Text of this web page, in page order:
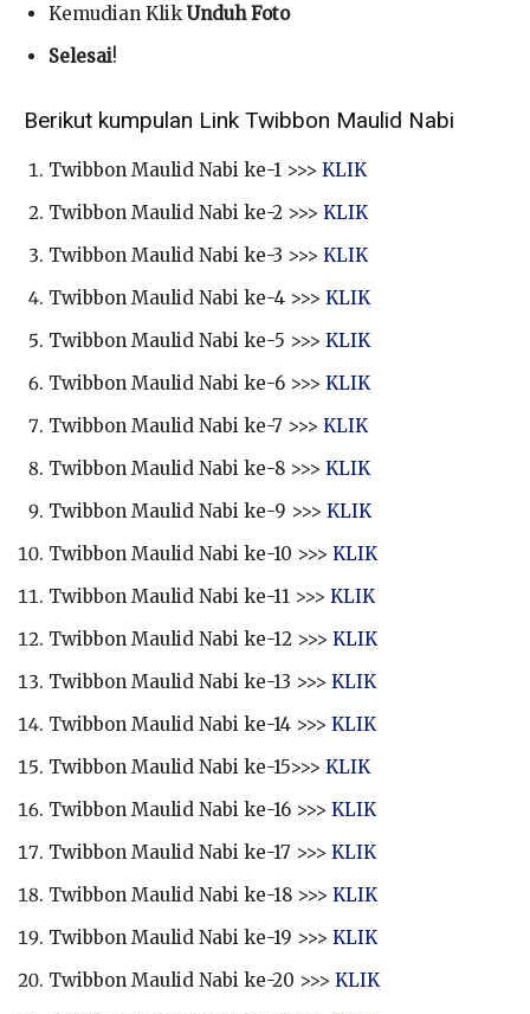
Kemudian Klik Unduh Foto
Selesai!
Berikut kumpulan Link Twibbon Maulid Nabi
Twibbon Maulid Nabi ke-1 >>> KLIK
Twibbon Maulid Nabi ke-2 >>> KLIK
Twibbon Maulid Nabi ke-3 >>> KLIK
Twibbon Maulid Nabi ke-4 >>> KLIK
Twibbon Maulid Nabi ke-5 >>> KLIK
Twibbon Maulid Nabi ke-6 >>> KLIK
Twibbon Maulid Nabi ke-7 >>> KLIK
Twibbon Maulid Nabi ke-8 >>> KLIK
Twibbon Maulid Nabi ke-9 >>> KLIK
Twibbon Maulid Nabi ke-10 >>> KLIK
Twibbon Maulid Nabi ke-11 >>> KLIK
Twibbon Maulid Nabi ke-12 >>> KLIK
Twibbon Maulid Nabi ke-13 >>> KLIK
Twibbon Maulid Nabi ke-14 >>> KLIK
Twibbon Maulid Nabi ke-15>>> KLIK
Twibbon Maulid Nabi ke-16 >>> KLIK
Twibbon Maulid Nabi ke-17 >>> KLIK
Twibbon Maulid Nabi ke-18 >>> KLIK
Twibbon Maulid Nabi ke-19 >>> KLIK
Twibbon Maulid Nabi ke-20 >>> KLIK